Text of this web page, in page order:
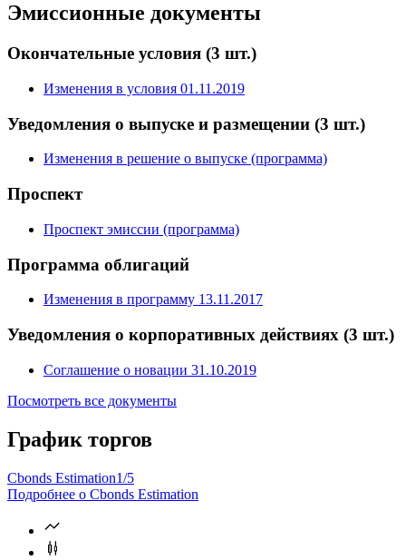
Эмиссионные документы
Окончательные условия (3 шт.)
Изменения в условия 01.11.2019
Уведомления о выпуске и размещении (3 шт.)
Изменения в решение о выпуске (программа)
Проспект
Проспект эмиссии (программа)
Программа облигаций
Изменения в программу 13.11.2017
Уведомления о корпоративных действиях (3 шт.)
Соглашение о новации 31.10.2019
Посмотреть все документы
График торгов
Cbonds Estimation1/5
Подробнее о Cbonds Estimation